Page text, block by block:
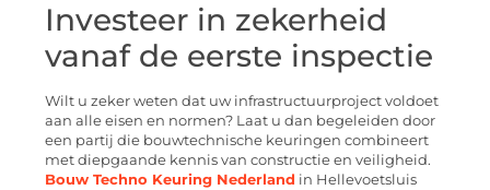
Investeer in zekerheid
vanaf de eerste inspectie
Wilt u zeker weten dat uw infrastructuurproject voldoet
aan alle eisen en normen? Laat u dan begeleiden door
een partij die bouwtechnische keuringen combineert
met diepgaande kennis van constructie en veiligheid.
Bouw Techno Keuring Nederland in Hellevoetsluis